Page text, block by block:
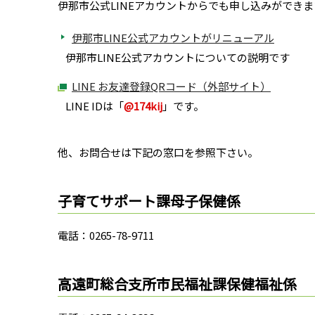
伊那市公式LINEアカウントからでも申し込みができま
伊那市LINE公式アカウントがリニューアル
伊那市LINE公式アカウントについての説明です
LINE お友達登録QRコード（外部サイト）
LINE IDは「@174kij」です。
他、お問合せは下記の窓口を参照下さい。
子育てサポート課母子保健係
電話：0265-78-9711
高遠町総合支所市民福祉課保健福祉係